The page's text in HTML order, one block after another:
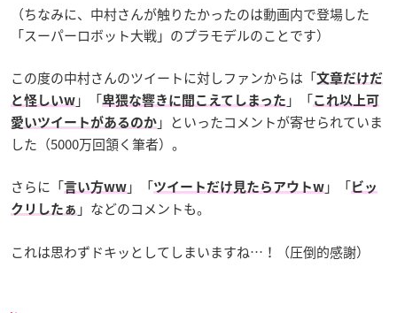
（ちなみに、中村さんが触りたかったのは動画内で登場した
「スーパーロボット大戦」のプラモデルのことです）
この度の中村さんのツイートに対しファンからは「文章だけだ
と怪しいw 」「卑猥な響きに聞こえてしまった 」「これ以上可
愛いツイートがあるのか 」といったコメントが寄せられていま
した（5000万回頷く筆者）。
さらに「言い方ww 」「ツイートだけ見たらアウトw 」「 ビッ
クリしたぁ 」などのコメントも。
これは思わずドキッとしてしまいますね…！（圧倒的感謝）